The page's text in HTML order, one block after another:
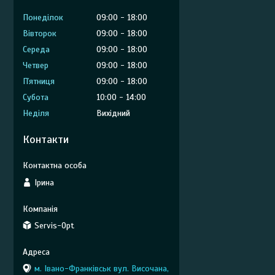
Понеділок 09:00
18:00
Вівторок
09:00
18:00
Середа
09:00
18:00
Четвер
09:00
18:00
Пʼятниця
09:00
18:00
Субота
10:00
14:00
Неділя
Вихідний
Контакти
Ірина
Servis-Opt
м. Івано-Франківськ вул. Височана,